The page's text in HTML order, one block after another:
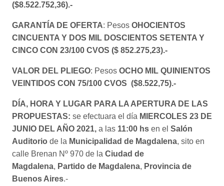
($8.522.752,36).-
GARANTÍA DE OFERTA: PesosOHOCIENTOS
CINCUENTA Y DOS MIL DOSCIENTOS SETENTA Y
CINCO CON 23/100 CVOS ($ 852.275,23).-
VALOR DEL PLIEGO: PesosOCHO MIL QUINIENTOS
VEINTIDOS CON 75/100 CVOS ($8.522,75).-
DÍA, HORA Y LUGAR PARA LA APERTURA DE LAS
PROPUESTAS:se efectuara el día MIERCOLES 23 DE
JUNIO DEL AÑO 2021,a las 11:00 hs en elSalón
Auditoriode la Municipalidad de Magdalena, sito en
calle Brenan Nº 970 de laCiudad de
Magdalena, Partido de Magdalena, Provincia de
Buenos Aires.-